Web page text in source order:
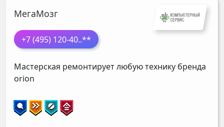
МегаМозг
+7 (495) 120-40..**
Мастерская ремонтирует любую технику бренда
orion